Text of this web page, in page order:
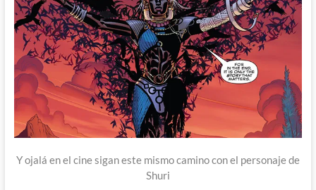
Y ojalá en el cine sigan este mismo camino con el personaje de
Shuri